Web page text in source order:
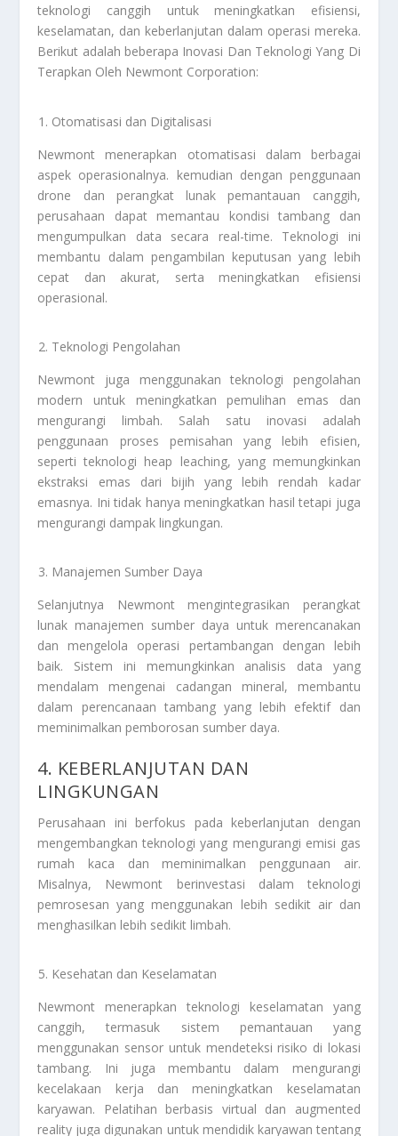
teknologi canggih untuk meningkatkan efisiensi,
keselamatan, dan keberlanjutan dalam operasi mereka.
Berikut adalah beberapa Inovasi Dan Teknologi Yang Di
Terapkan Oleh Newmont Corporation:
Otomatisasi dan Digitalisasi
Newmont menerapkan otomatisasi dalam berbagai
aspek operasionalnya. kemudian dengan penggunaan
drone dan perangkat lunak pemantauan canggih,
perusahaan dapat memantau kondisi tambang dan
mengumpulkan data secara real-time. Teknologi ini
membantu dalam pengambilan keputusan yang lebih
cepat dan akurat, serta meningkatkan efisiensi
operasional.
Teknologi Pengolahan
Newmont juga menggunakan teknologi pengolahan
modern untuk meningkatkan pemulihan emas dan
mengurangi limbah. Salah satu inovasi adalah
penggunaan proses pemisahan yang lebih efisien,
seperti teknologi heap leaching, yang memungkinkan
ekstraksi emas dari bijih yang lebih rendah kadar
emasnya. Ini tidak hanya meningkatkan hasil tetapi juga
mengurangi dampak lingkungan.
Manajemen Sumber Daya
Selanjutnya Newmont mengintegrasikan perangkat
lunak manajemen sumber daya untuk merencanakan
dan mengelola operasi pertambangan dengan lebih
baik. Sistem ini memungkinkan analisis data yang
mendalam mengenai cadangan mineral, membantu
dalam perencanaan tambang yang lebih efektif dan
meminimalkan pemborosan sumber daya.
4. KEBERLANJUTAN DAN
LINGKUNGAN
Perusahaan ini berfokus pada keberlanjutan dengan
mengembangkan teknologi yang mengurangi emisi gas
rumah kaca dan meminimalkan penggunaan air.
Misalnya, Newmont berinvestasi dalam teknologi
pemrosesan yang menggunakan lebih sedikit air dan
menghasilkan lebih sedikit limbah.
Kesehatan dan Keselamatan
Newmont menerapkan teknologi keselamatan yang
canggih, termasuk sistem pemantauan yang
menggunakan sensor untuk mendeteksi risiko di lokasi
tambang. Ini juga membantu dalam mengurangi
kecelakaan kerja dan meningkatkan keselamatan
karyawan. Pelatihan berbasis virtual dan augmented
reality juga digunakan untuk mendidik karyawan tentang